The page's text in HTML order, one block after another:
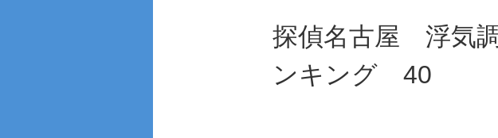
探偵名古屋 浮気
ンキング 40